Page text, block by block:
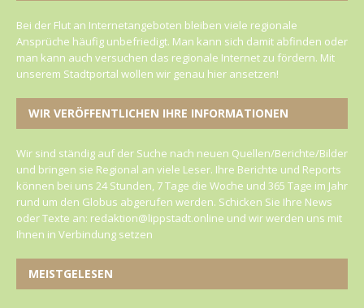
Bei der Flut an Internetangeboten bleiben viele regionale
Ansprüche häufig unbefriedigt. Man kann sich damit abfinden oder
man kann auch versuchen das regionale Internet zu fördern. Mit
unserem Stadtportal wollen wir genau hier ansetzen!
WIR VERÖFFENTLICHEN IHRE INFORMATIONEN
Wir sind ständig auf der Suche nach neuen Quellen/Berichte/Bilder
und bringen sie Regional an viele Leser. Ihre Berichte und Reports
können bei uns 24 Stunden, 7 Tage die Woche und 365 Tage im Jahr
rund um den Globus abgerufen werden. Schicken Sie Ihre News
oder Texte an: redaktion@lippstadt.online und wir werden uns mit
Ihnen in Verbindung setzen
MEISTGELESEN